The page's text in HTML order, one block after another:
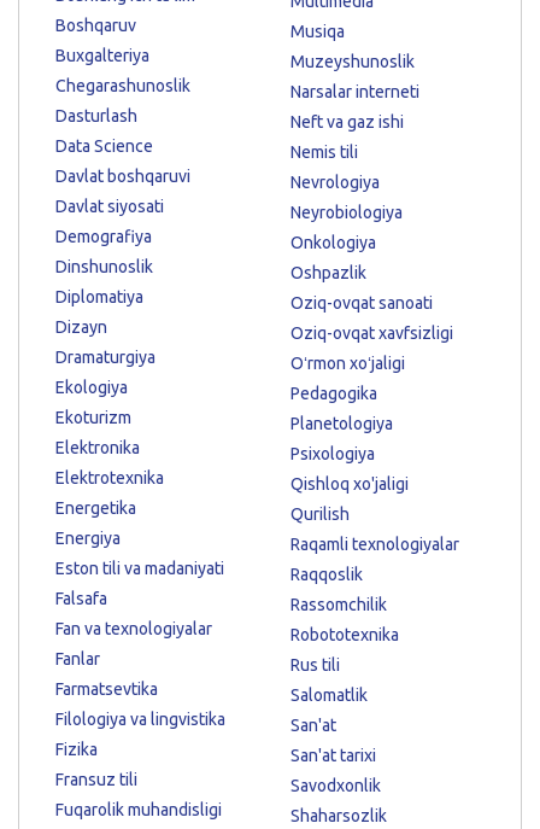
Boshqaruv
Buxgalteriya
Chegarashunoslik
Dasturlash
Data Science
Davlat boshqaruvi
Davlat siyosati
Demografiya
Dinshunoslik
Diplomatiya
Dizayn
Dramaturgiya
Ekologiya
Ekoturizm
Elektronika
Elektrotexnika
Energetika
Energiya
Eston tili va madaniyati
Falsafa
Fan va texnologiyalar
Fanlar
Farmatsevtika
Filologiya va lingvistika
Fizika
Fransuz tili
Fuqarolik muhandisligi
Musiqa
Muzeyshunoslik
Narsalar interneti
Neft va gaz ishi
Nemis tili
Nevrologiya
Neyrobiologiya
Onkologiya
Oshpazlik
Oziq-ovqat sanoati
Oziq-ovqat xavfsizligi
Oʻrmon xoʻjaligi
Pedagogika
Planetologiya
Psixologiya
Qishloq xo'jaligi
Qurilish
Raqamli texnologiyalar
Raqqoslik
Rassomchilik
Robototexnika
Rus tili
Salomatlik
San'at
San'at tarixi
Savodxonlik
Shaharsozlik